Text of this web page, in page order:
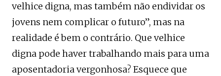
velhice digna, mas também não endividar os
jovens nem complicar o futuro”, mas na
realidade é bem o contrário. Que velhice
digna pode haver trabalhando mais para uma
aposentadoria vergonhosa? Esquece que